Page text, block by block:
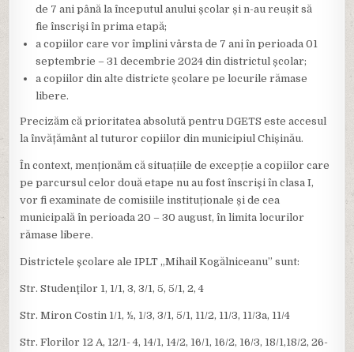
de 7 ani până la începutul anului școlar și n-au reușit să
fie înscriși în prima etapă;
a copiilor care vor împlini vârsta de 7 ani în perioada 01
septembrie – 31 decembrie 2024 din districtul școlar;
a copiilor din alte districte școlare pe locurile rămase
libere.
Precizăm că prioritatea absolută pentru DGETS este accesul
la învățământ al tuturor copiilor din municipiul Chișinău.
În context, menționăm că situațiile de excepție a copiilor care
pe parcursul celor două etape nu au fost înscriși în clasa I,
vor fi examinate de comisiile instituționale și de cea
municipală în perioada 20 – 30 august, în limita locurilor
rămase libere.
Districtele școlare ale IPLT „Mihail Kogălniceanu” sunt:
Str. Studenţilor 1, 1/1, 3, 3/1, 5, 5/1, 2, 4
Str. Miron Costin 1/1, ½, 1/3, 3/1, 5/1, 11/2, 11/3, 11/3a, 11/4
Str. Florilor 12 A, 12/1- 4, 14/1, 14/2, 16/1, 16/2, 16/3, 18/1,18/2, 26-